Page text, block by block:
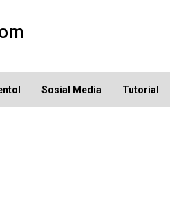
Sosial Media Tutorial